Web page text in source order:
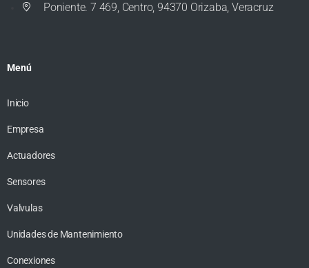
Poniente. 7 469, Centro, 94370 Orizaba, Veracruz
Menú
Inicio
Empresa
Actuadores
Sensores
Valvulas
Unidades de Mantenimiento
Conexiones